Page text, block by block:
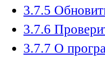
3.7.5
3.7.6
3.7.7 О